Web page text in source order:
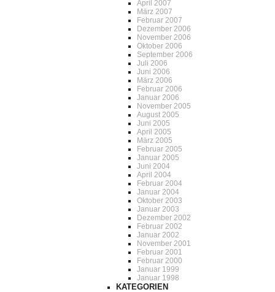
April 2007
März 2007
Februar 2007
Dezember 2006
November 2006
Oktober 2006
September 2006
Juli 2006
Juni 2006
März 2006
Februar 2006
Januar 2006
November 2005
August 2005
Juni 2005
April 2005
März 2005
Februar 2005
Januar 2005
Juni 2004
April 2004
Februar 2004
Januar 2004
Oktober 2003
Januar 2003
Dezember 2002
Februar 2002
Januar 2002
November 2001
Februar 2001
Februar 2000
Januar 1999
Januar 1998
KATEGORIEN